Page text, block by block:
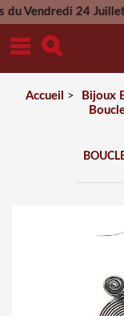
24 Juillet
Accueil > Bijoux